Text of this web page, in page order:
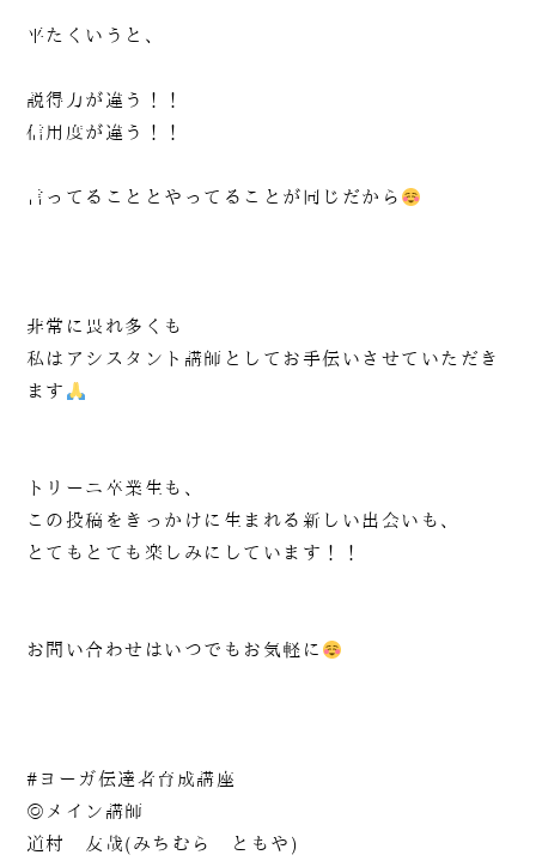
平たくいうと、
説得力が違う！！
信用度が違う！！
言ってることとやってることが同じだから
非常に畏れ多くも
私はアシスタント講師としてお手伝いさせていただき
ます
トリーニ卒業生も、
この投稿をきっかけに生まれる新しい出会いも、
とてもとても楽しみにしています！！
お問い合わせはいつでもお気軽に
#ヨーガ伝達者育成講座
◎メイン講師
道村 友哉(みちむら ともや)